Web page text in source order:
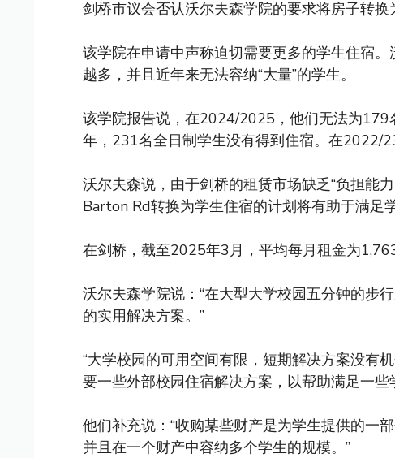
剑桥市议会否认沃尔夫森学院的要求将房子转换
该学院在申请中声称迫切需要更多的学生住宿
越多，并且近年来无法容纳“大量”的学生。
该学院报告说，在2024/2025，他们无法为
年，231名全日制学生没有得到住宿。在2022/
沃尔夫森说，由于剑桥的租赁市场缺乏“负担能
Barton Rd转换为学生住宿的计划将有助于满足
在剑桥，截至2025年3月，平均每月租金为
沃尔夫森学院说：“在大型大学校园五分钟的步
的实用解决方案。”
“大学校园的可用空间有限，短期解决方案没有
要一些外部校园住宿解决方案，以帮助满足一些
他们补充说：“收购某些财产是为学生提供的一
并且在一个财产中容纳多个学生的规模。”